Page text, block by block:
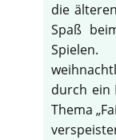
die
Spaß
durch ein
Thema